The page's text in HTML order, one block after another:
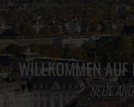
WILLKOMMEN AUF
NEUE